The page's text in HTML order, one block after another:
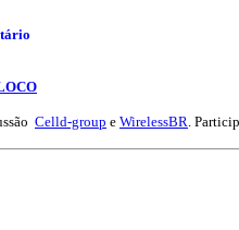
Celld-group e WirelessBR.